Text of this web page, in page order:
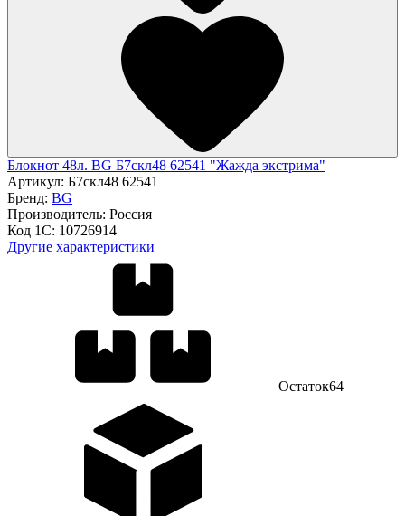
Блокнот 48л. BG Б7скл48 62541 "Жажда экстрима"
Артикул: Б7скл48 62541
Бренд: BG
Производитель: Россия
Код 1С: 10726914
Другие характеристики
Остаток64